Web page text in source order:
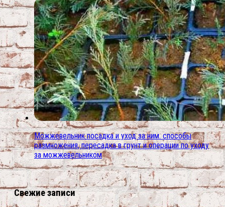
Можжевельник посадка и уход за ним. способы
размножения, пересадка в грунт и операции по уходу
за можжевельником
Свежие записи